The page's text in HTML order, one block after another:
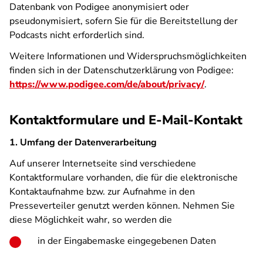
Datenbank von Podigee anonymisiert oder
pseudonymisiert, sofern Sie für die Bereitstellung der
Podcasts nicht erforderlich sind.
Weitere Informationen und Widerspruchsmöglichkeiten
finden sich in der Datenschutzerklärung von Podigee:
https://www.podigee.com/de/about/privacy/.
Kontaktformulare und E-Mail-Kontakt
1. Umfang der Datenverarbeitung
Auf unserer Internetseite sind verschiedene
Kontaktformulare vorhanden, die für die elektronische
Kontaktaufnahme bzw. zur Aufnahme in den
Presseverteiler genutzt werden können. Nehmen Sie
diese Möglichkeit wahr, so werden die
in der Eingabemaske eingegebenen Daten